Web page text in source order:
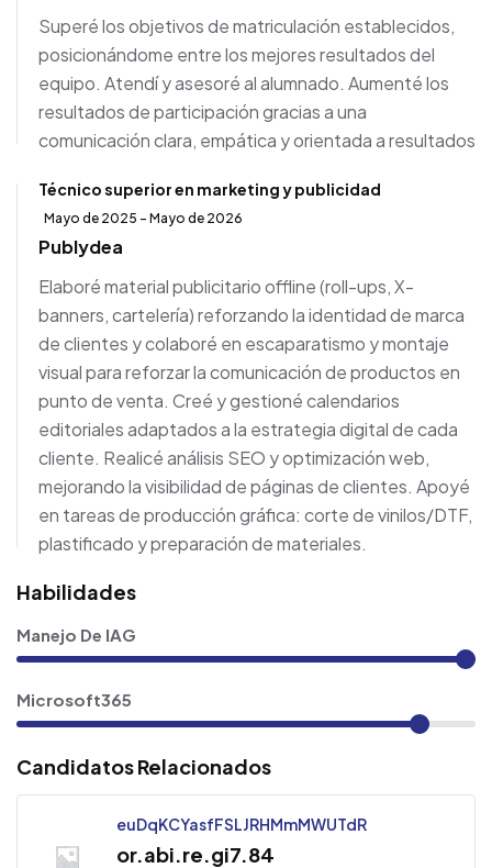
Superé los objetivos de matriculación establecidos,
posicionándome entre los mejores resultados del
equipo. Atendí y asesoré al alumnado. Aumenté los
resultados de participación gracias a una
comunicación clara, empática y orientada a resultados
Técnico superior en marketing y publicidad
Mayo de 2025 - Mayo de 2026
Publydea
Elaboré material publicitario offline (roll-ups, X-
banners, cartelería) reforzando la identidad de marca
de clientes y colaboré en escaparatismo y montaje
visual para reforzar la comunicación de productos en
punto de venta. Creé y gestioné calendarios
editoriales adaptados a la estrategia digital de cada
cliente. Realicé análisis SEO y optimización web,
mejorando la visibilidad de páginas de clientes. Apoyé
en tareas de producción gráfica: corte de vinilos/DTF,
plastificado y preparación de materiales.
Habilidades
Manejo De IAG
Microsoft365
Candidatos Relacionados
euDqKCYasfFSLJRHMmMWUTdR
or.abi.re.gi7.84